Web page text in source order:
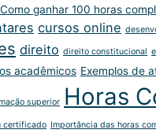
Como ganhar 100 horas
cursos online
direito direito constitucional
acadêmicos Exemplos de
superior Horas
certificado Importância das horas